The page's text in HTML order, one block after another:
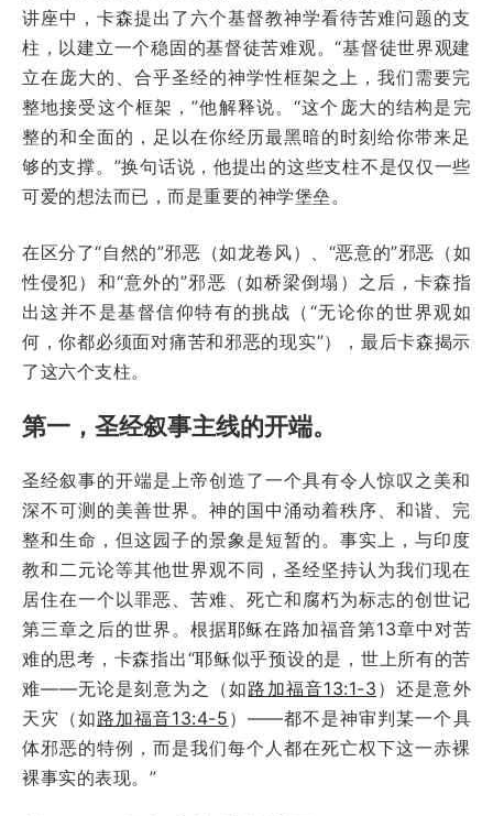
讲座中，卡森提出了六个基督教神学看待苦难问题的支
柱，以建立一个稳固的基督徒苦难观。“基督徒世界观建
立在庞大的、合乎圣经的神学性框架之上，我们需要完
整地接受这个框架，”他解释说。“这个庞大的结构是完
整的和全面的，足以在你经历最黑暗的时刻给你带来足
够的支撑。”换句话说，他提出的这些支柱不是仅仅一些
可爱的想法而已，而是重要的神学堡垒。
在区分了“自然的”邪恶（如龙卷风）、“恶意的”邪恶（如
性侵犯）和“意外的”邪恶（如桥梁倒塌）之后，卡森指
出这并不是基督信仰特有的挑战（“无论你的世界观如
何，你都必须面对痛苦和邪恶的现实”），最后卡森揭示
了这六个支柱。
第一，圣经叙事主线的开端。
圣经叙事的开端是上帝创造了一个具有令人惊叹之美和
深不可测的美善世界。神的国中涌动着秩序、和谐、完
整和生命，但这园子的景象是短暂的。事实上，与印度
教和二元论等其他世界观不同，圣经坚持认为我们现在
居住在一个以罪恶、苦难、死亡和腐朽为标志的创世记
第三章之后的世界。根据耶稣在路加福音第13章中对苦
难的思考，卡森指出“耶稣似乎预设的是，世上所有的苦
难——无论是刻意为之（如路加福音13:1-3 ）还是意外
天灾（如路加福音13:4-5 ）——都不是神审判某一个具
体邪恶的特例，而是我们每个人都在死亡权下这一赤裸
裸事实的表现。”